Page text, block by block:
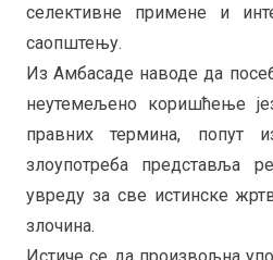
селективне примене и
саопштењу.
Из Амбасаде наводе да
неутемељено коришћење
правних термина, попут
злоупотреба представља
увреду за све истинске
злочина.